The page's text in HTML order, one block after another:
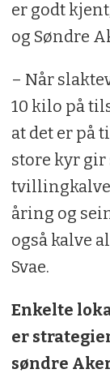
er godt
og Søndre
– Når
10 kilo på
at det er på
store kyr gir
åring og
også kalve
Svae.
Enkelte
er
søndre